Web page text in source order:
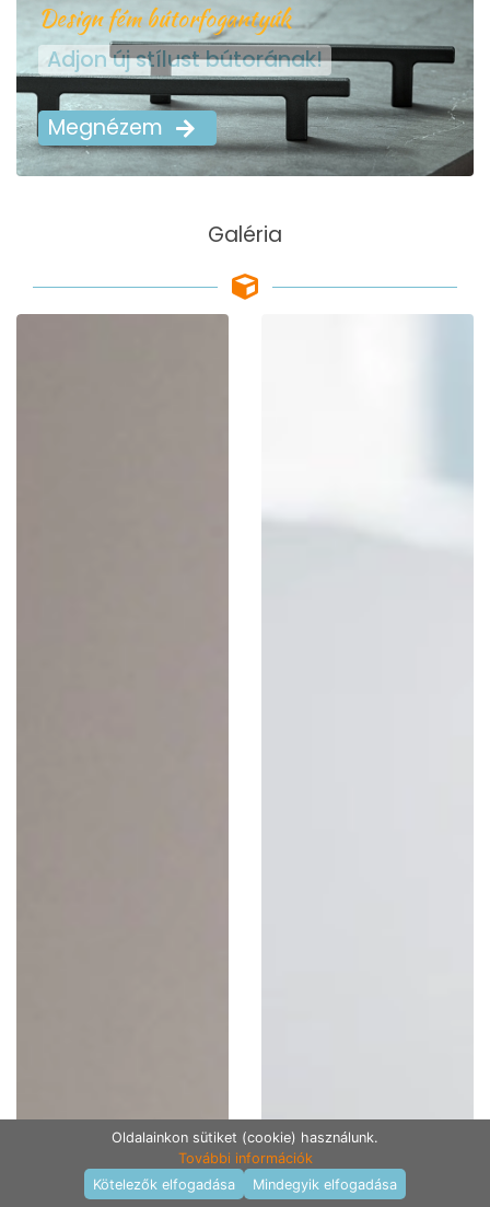
Termékek raktáron
Design fém bútorfogantyúk
Adjon új stílust bútorának!
Megnézem
Galéria
Oldalainkon sütiket (cookie) használunk.
További információk
Kötelezők elfogadása
Mindegyik elfogadása